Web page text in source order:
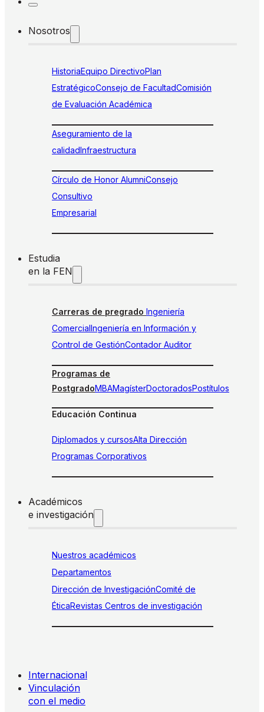
Nosotros
HistoriaEquipo DirectivoPlan
EstratégicoConsejo de FacultadComisión
de Evaluación Académica
Aseguramiento de la
calidadInfraestructura
Círculo de Honor AlumniConsejo
Consultivo
Empresarial
Estudia
en la FEN
Carreras de pregrado Ingeniería
ComercialIngeniería en Información y
Control de GestiónContador Auditor
Programas de
PostgradoMBAMagísterDoctoradosPostítulos
Educación Continua
Diplomados y cursosAlta Dirección
Programas Corporativos
Académicos
e investigación
Nuestros académicos
Departamentos
Dirección de InvestigaciónComité de
ÉticaRevistas Centros de investigación
Internacional
Vinculación
con el medio